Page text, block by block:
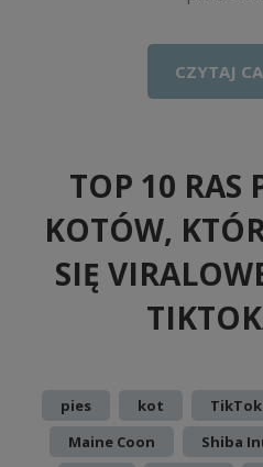
CZYTAJ
TOP 10 RAS
KOTÓW,
SIĘ
pies
kot TikTok
Maine Coon Shiba